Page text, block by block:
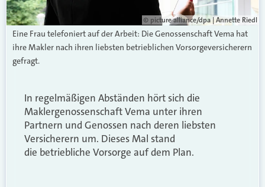
© picture alliance/dpa | Annette Riedl
Eine Frau telefoniert auf der Arbeit: Die Genossenschaft Vema hat
ihre Makler nach ihren liebsten betrieblichen Vorsorgeversicherern
gefragt.
In regelmäßigen Abständen hört sich die
Maklergenossenschaft Vema unter ihren
Partnern und Genossen nach deren liebsten
Versicherern um. Dieses Mal stand
die betriebliche Vorsorge auf dem Plan.